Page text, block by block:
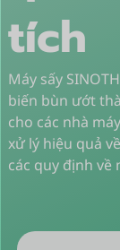
tích
Máy sấy
biến bùn ướt
cho các nhà
xử lý hiệu quả
các quy định